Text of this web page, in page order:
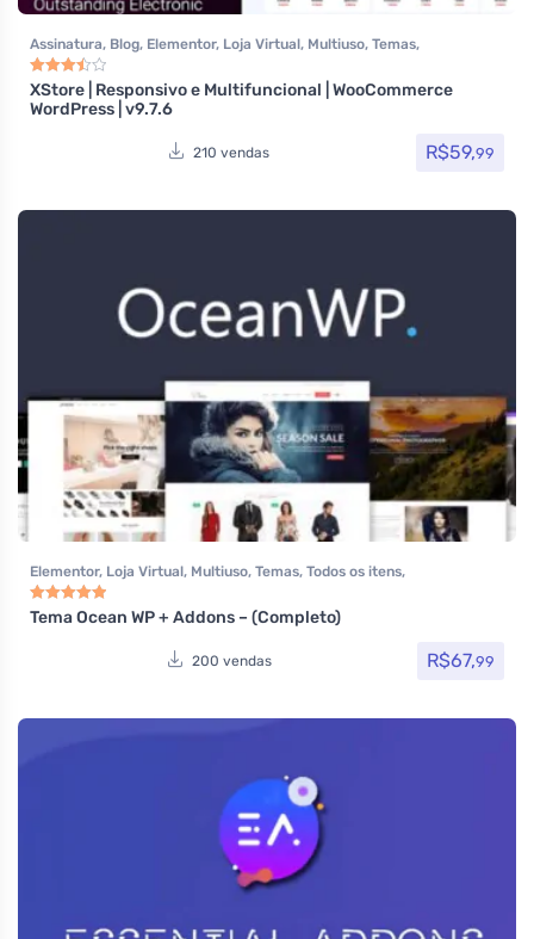
Assinatura, Blog, Elementor, Loja Virtual, Multiuso, Temas,
Themeforest
Avaliação3.50 de 5
XStore | Responsivo e Multifuncional | WooCommerce
WordPress | v9.7.6
210 vendas R$59,99
Elementor, Loja Virtual, Multiuso, Temas, Todos os itens,
Woocommerce
Tema Ocean WP + Addons – (Completo)
200 vendas R$67,99